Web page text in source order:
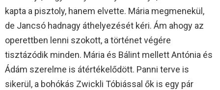
kapta a pisztoly, hanem elvette. Mária megmenekül,
de Jancsó hadnagy áthelyezését kéri. Ám ahogy az
operettben lenni szokott, a történet végére
tisztázódik minden. Mária és Bálint mellett Antónia és
Ádám szerelme is átértékelődött. Panni terve is
sikerül, a bohókás Zwickli Tóbiással ők is egy pár